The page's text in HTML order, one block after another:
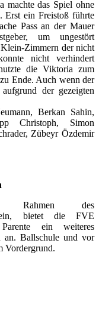
machte das Spiel ohne
Erst ein Freistoß führte
Pass an der Mauer
um ungestört
Zimmern der nicht
nicht verhindert
die Viktoria zum
Ende. Auch wenn der
der gezeigten
Berkan Sahin,
Christoph, Simon
Zübeyr Özdemir
Rahmen des
bietet die FVE
ein weiteres
an. Ballschule und vor
Vordergrund.